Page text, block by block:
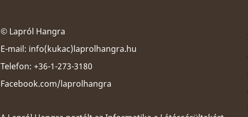
© Lapról Hangra
E-mail: info(kukac)laprolhangra.hu
Telefon: +36-1-273-3180
Facebook.com/laprolhangra